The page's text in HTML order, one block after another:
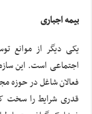
بیمه اجباری
یکی دیگر از موانع
اجتماعی است. این
فعالان شاغل در حوزه
قدری شرایط را سخت